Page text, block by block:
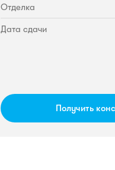
Отделка
Дата сдачи
Получить